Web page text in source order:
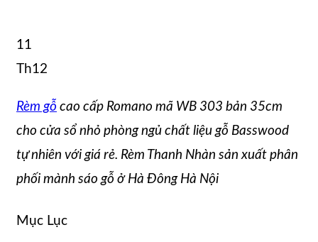
11
Th12
Rèm gỗ cao cấp Romano mã WB 303 bản 35cm
cho cửa sổ nhỏ phòng ngủ chất liệu gỗ Basswood
tự nhiên với giá rẻ. Rèm Thanh Nhàn sản xuất phân
phối mành sáo gỗ ở Hà Đông Hà Nội
Mục Lục